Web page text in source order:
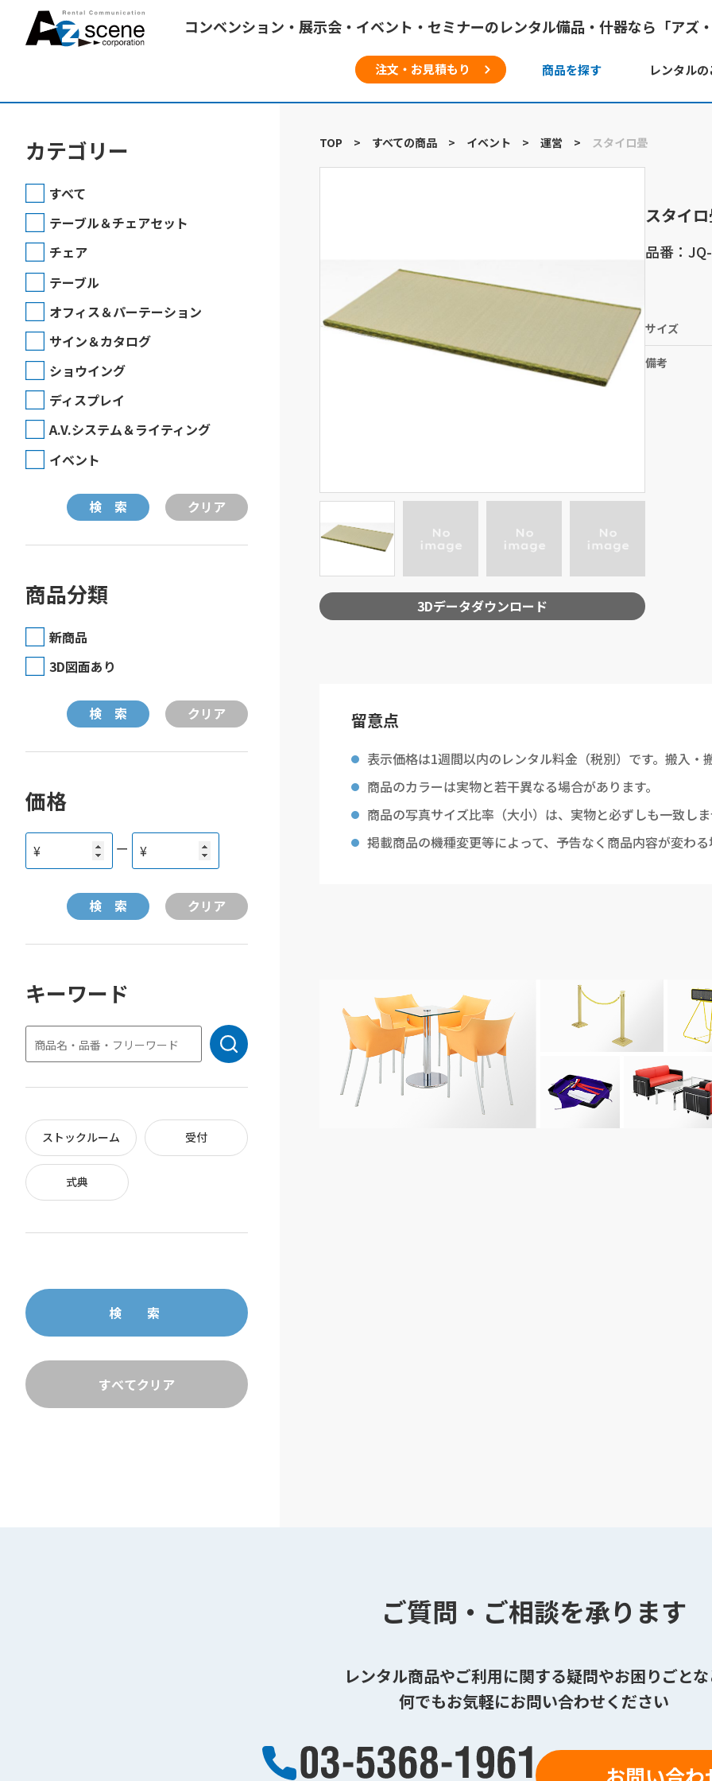
コンベンション・展示会・イベント・セミナーのレンタル備品・什器なら「アズ
注文・お見積もり 商品を探す レンタル
カテゴリー
すべて
テーブル＆チェアセット
チェア
テーブル
オフィス＆パーテーション
サイン＆カタログ
ショウイング
ディスプレイ
A.V.システム＆ライティング
イベント
商品分類
新商品
3D図面あり
価格
¥ ー ¥
キーワード
ストックルーム 受付
式典
TOP > すべての商品 > イベント > 運営 > スタイロ畳
3Dデータダウンロード
スタイ
品番：
サイズ
備考
留意点
表示価格は1週間以内のレンタル料金（税別）です。搬入・
商品のカラーは実物と若干異なる場合があります。
商品の写真サイズ比率（大小）は、実物と必ずしも一致し
掲載商品の機種変更等によって、予告なく商品内容が変わ
ご質問・ご相談を承ります
レンタル商品やご利用に関する疑問やお困りごと
何でもお気軽にお問い合わせください